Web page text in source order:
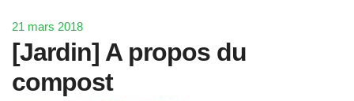
21 mars 2018
[Jardin] A propos du
compost